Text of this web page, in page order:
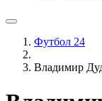
Футбол 24
Владимир